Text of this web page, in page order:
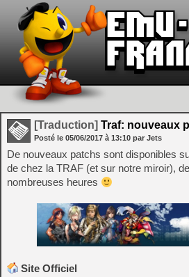
[Traduction] Traf: nouveaux
Posté le 05/06/2017 à 13:10 par Jets
De nouveaux patchs sont disponibles
de chez la TRAF (et sur notre miroir),
nombreuses heures
Site Officiel